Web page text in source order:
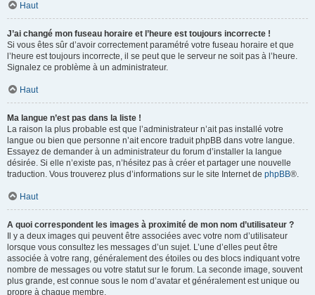
Haut
J’ai changé mon fuseau horaire et l’heure est toujours incorrecte !
Si vous êtes sûr d’avoir correctement paramétré votre fuseau horaire et que
l’heure est toujours incorrecte, il se peut que le serveur ne soit pas à l’heure.
Signalez ce problème à un administrateur.
Haut
Ma langue n’est pas dans la liste !
La raison la plus probable est que l’administrateur n’ait pas installé votre
langue ou bien que personne n’ait encore traduit phpBB dans votre langue.
Essayez de demander à un administrateur du forum d’installer la langue
désirée. Si elle n’existe pas, n’hésitez pas à créer et partager une nouvelle
traduction. Vous trouverez plus d’informations sur le site Internet de phpBB®.
Haut
A quoi correspondent les images à proximité de mon nom d’utilisateur ?
Il y a deux images qui peuvent être associées avec votre nom d’utilisateur
lorsque vous consultez les messages d’un sujet. L’une d’elles peut être
associée à votre rang, généralement des étoiles ou des blocs indiquant votre
nombre de messages ou votre statut sur le forum. La seconde image, souvent
plus grande, est connue sous le nom d’avatar et généralement est unique ou
propre à chaque membre.